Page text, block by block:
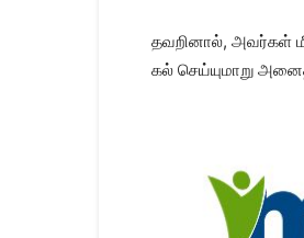
தவறி​னால், அவர்​கள்
கல் செய்​யு​மாறு